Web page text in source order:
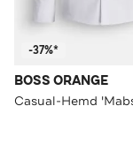
-37%*
BOSS ORANGE